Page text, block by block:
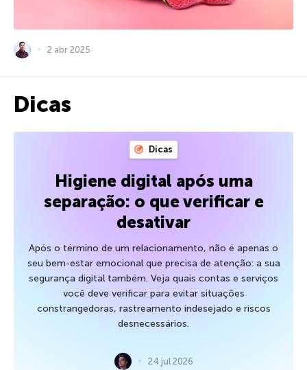
2 abr 2025
Dicas
Dicas
Higiene digital após uma
separação: o que verificar e
desativar
Após o término de um relacionamento, não é apenas o
seu bem-estar emocional que precisa de atenção: a sua
segurança digital também. Veja quais contas e serviços
você deve verificar para evitar situações
constrangedoras, rastreamento indesejado e riscos
desnecessários.
24 jul 2026